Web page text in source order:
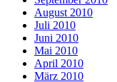
August 2010
Juli 2010
Juni 2010
Mai 2010
April 2010
März 2010